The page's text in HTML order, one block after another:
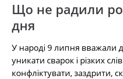
Що не радили
дня
У народі 9 липня вважали
уникати сварок і різких
конфліктувати, заздрити,